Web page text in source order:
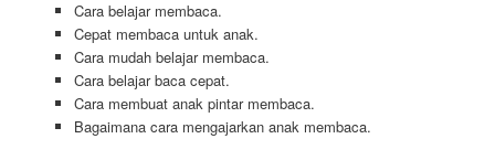
Cara belajar membaca.
Cepat membaca untuk anak.
Cara mudah belajar membaca.
Cara belajar baca cepat.
Cara membuat anak pintar membaca.
Bagaimana cara mengajarkan anak membaca.